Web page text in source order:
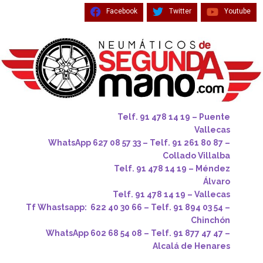
Facebook Twitter Youtube
Telf. 91 478 14 19 – Puente
Vallecas
WhatsApp 627 08 57 33 – Telf. 91 261 80 87 –
Collado Villalba
Telf. 91 478 14 19 – Méndez
Álvaro
Telf. 91 478 14 19 – Vallecas
Tf Whastsapp: 622 40 30 66 – Telf. 91 894 03 54 –
Chinchón
WhatsApp 602 68 54 08 – Telf. 91 877 47 47 –
Alcalá de Henares